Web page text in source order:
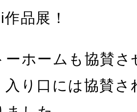
品展！
ーホームも協賛
入り口には協賛